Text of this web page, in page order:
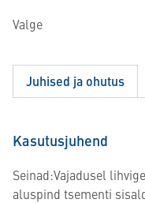
Valge
Juhised ja ohutus
Kasutusjuhend
Seinad:Vajadusel
aluspind tsementi